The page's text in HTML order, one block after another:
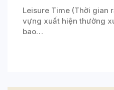
Leisure Time (Thời gian
vựng xuất hiện thường
bao…